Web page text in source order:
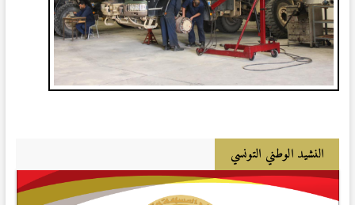
النشيد الوطني التونسي